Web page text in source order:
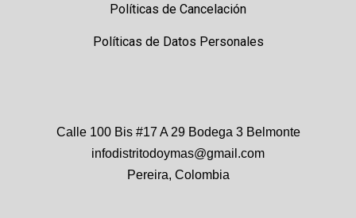
Políticas de Cancelación
Políticas de Datos Personales
Calle 100 Bis #17 A 29 Bodega 3 Belmonte
infodistritodoymas@gmail.com
Pereira, Colombia